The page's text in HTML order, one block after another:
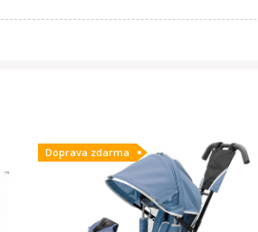
Doprava zdarma